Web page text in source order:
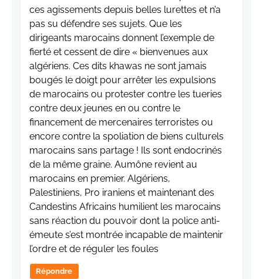
ces agissements depuis belles lurettes et n’a
pas su défendre ses sujets. Que les
dirigeants marocains donnent l’exemple de
fierté et cessent de dire « bienvenues aux
algériens. Ces dits khawas ne sont jamais
bougés le doigt pour arrêter les expulsions
de marocains ou protester contre les tueries
contre deux jeunes en ou contre le
financement de mercenaires terroristes ou
encore contre la spoliation de biens culturels
marocains sans partage ! Ils sont endocrinés
de la même graine. Aumône revient au
marocains en premier. Algériens,
Palestiniens, Pro iraniens et maintenant des
Candestins Africains humilient les marocains
sans réaction du pouvoir dont la police anti-
émeute s’est montrée incapable de maintenir
l’ordre et de réguler les foules
Répondre